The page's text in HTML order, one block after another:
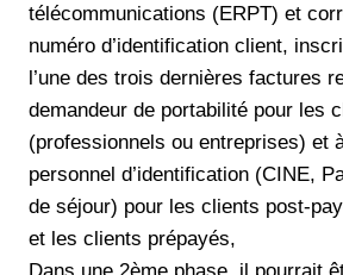
télécommunications (ERPT) et
numéro d’identification client,
l’une des trois dernières factures
demandeur de portabilité pour les
(professionnels ou entreprises) et
personnel d’identification (CINE,
de séjour) pour les clients post-
et les clients prépayés,